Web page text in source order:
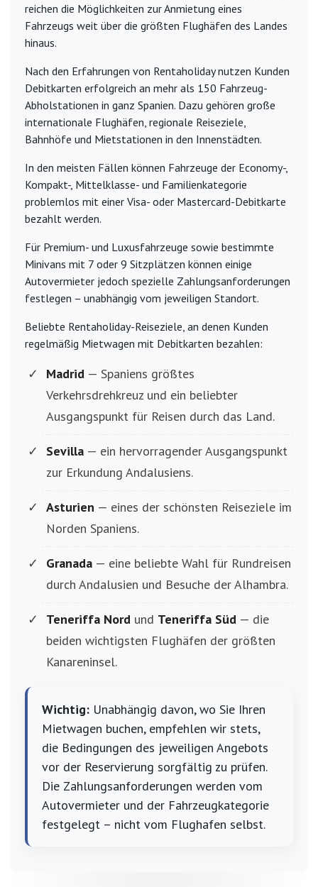
reichen die Möglichkeiten zur Anmietung eines
Fahrzeugs weit über die größten Flughäfen des Landes
hinaus.
Nach den Erfahrungen von Rentaholiday nutzen Kunden
Debitkarten erfolgreich an mehr als 150 Fahrzeug-
Abholstationen in ganz Spanien. Dazu gehören große
internationale Flughäfen, regionale Reiseziele,
Bahnhöfe und Mietstationen in den Innenstädten.
In den meisten Fällen können Fahrzeuge der Economy-,
Kompakt-, Mittelklasse- und Familienkategorie
problemlos mit einer Visa- oder Mastercard-Debitkarte
bezahlt werden.
Für Premium- und Luxusfahrzeuge sowie bestimmte
Minivans mit 7 oder 9 Sitzplätzen können einige
Autovermieter jedoch spezielle Zahlungsanforderungen
festlegen – unabhängig vom jeweiligen Standort.
Beliebte Rentaholiday-Reiseziele, an denen Kunden
regelmäßig Mietwagen mit Debitkarten bezahlen:
Madrid — Spaniens größtes
Verkehrsdrehkreuz und ein beliebter
Ausgangspunkt für Reisen durch das Land.
Sevilla — ein hervorragender Ausgangspunkt
zur Erkundung Andalusiens.
Asturien — eines der schönsten Reiseziele im
Norden Spaniens.
Granada — eine beliebte Wahl für Rundreisen
durch Andalusien und Besuche der Alhambra.
Teneriffa Nord und Teneriffa Süd — die
beiden wichtigsten Flughäfen der größten
Kanareninsel.
Wichtig: Unabhängig davon, wo Sie Ihren
Mietwagen buchen, empfehlen wir stets,
die Bedingungen des jeweiligen Angebots
vor der Reservierung sorgfältig zu prüfen.
Die Zahlungsanforderungen werden vom
Autovermieter und der Fahrzeugkategorie
festgelegt – nicht vom Flughafen selbst.